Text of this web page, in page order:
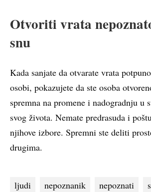
Otvoriti vrata
snu
Kada sanjate da otvarate vrata
osobi, pokazujete da ste osoba
spremna na promene i nadogradnju u
svog života. Nemate predrasuda i
njihove izbore. Spremni ste deliti
drugima.
ljudi nepoznanik nepoznati